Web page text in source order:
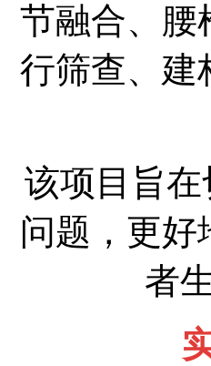
节融合、腰
行筛查、建
该项目旨
问题，更好
者